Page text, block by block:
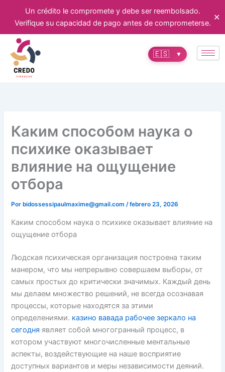
Un crédito le compromete y debe ser reembolsado.
Verifique su capacidad de pago antes de comprometerse.
✕
🇪🇸 ▼
Каким способом наука о
психике оказывает
влияние на ощущение
отбора
Por bidossessipaulmaxime@gmail.com/febrero 23, 2026
Каким способом наука о психике оказывает влияние на
ощущение отбора
Людская психическая организация построена таким
манером, что мы непрерывно совершаем выборы, от
самых простых до критически значимых. Каждый день
мы делаем множество решений, не всегда осознавая
процессы, которые находятся за этими
определениями. казино вавада рабочее зеркало на
сегодня являет собой многогранный процесс, в
котором участвуют многочисленные ментальные
аспекты, воздействующие на наше восприятие
доступных вариантов и меры независимости деяний.